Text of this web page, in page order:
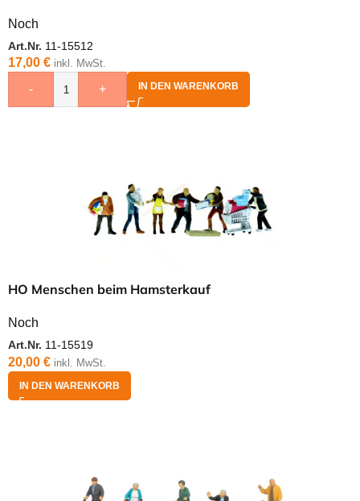
Noch
Art.Nr. 11-15512
17,00 € inkl. MwSt.
- + IN DEN WARENKORB
HO Menschen beim Hamsterkauf
Noch
Art.Nr. 11-15519
20,00 € inkl. MwSt.
IN DEN WARENKORB